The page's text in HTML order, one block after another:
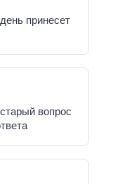
принесет
вопрос